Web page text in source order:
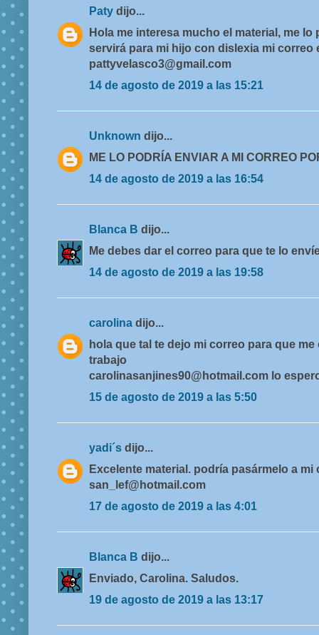
Paty dijo...
Hola me interesa mucho el material, me
servirá para mi hijo con dislexia mi correo
pattyvelasco3@gmail.com
14 de agosto de 2019 a las 15:21
Unknown dijo...
ME LO PODRÍA ENVIAR A MI CORREO
14 de agosto de 2019 a las 16:54
Blanca B dijo...
Me debes dar el correo para que te lo
14 de agosto de 2019 a las 19:58
carolina dijo...
hola que tal te dejo mi correo para que
trabajo
carolinasanjines90@hotmail.com lo
15 de agosto de 2019 a las 5:50
yadi´s dijo...
Excelente material. podría pasármelo a mi
san_lef@hotmail.com
17 de agosto de 2019 a las 4:01
Blanca B dijo...
Enviado, Carolina. Saludos.
19 de agosto de 2019 a las 13:17